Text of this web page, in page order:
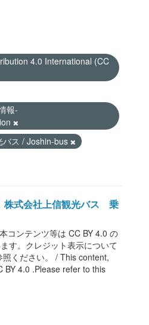
4.0 International (CC
報-
バス / Joshin-bus
株式会社上信観光バス 乗
コンテンツ等は CC BY 4.0 の
す。クレジット表示について
ください。 / This content,
BY 4.0 .Please refer to this